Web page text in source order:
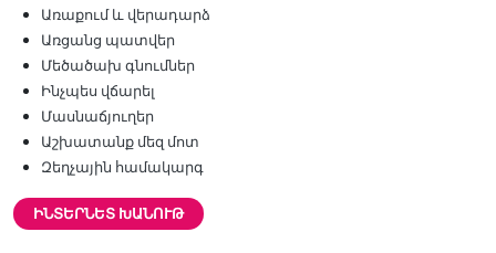
Առաքում և վերադարձ
Առցանց պատվեր
Մեծածախ գնումներ
Ինչպես վճարել
Մասնաճյուղեր
Աշխատանք մեզ մոտ
Զեղչային համակարգ
ԻՆՏԵՐՆԵՏ ԽԱՆՈՒԹ